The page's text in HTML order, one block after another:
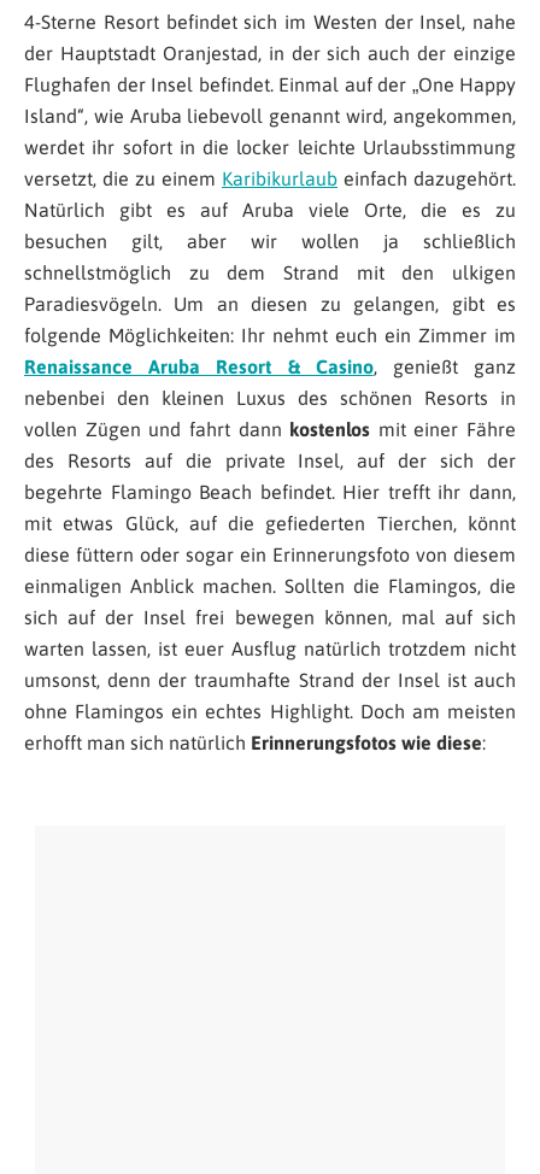
4-Sterne Resort befindet sich im Westen der Insel, nahe
der Hauptstadt Oranjestad, in der sich auch der einzige
Flughafen der Insel befindet. Einmal auf der „One Happy
Island“, wie Aruba liebevoll genannt wird, angekommen,
werdet ihr sofort in die locker leichte Urlaubsstimmung
versetzt, die zu einem Karibikurlaub einfach dazugehört.
Natürlich gibt es auf Aruba viele Orte, die es zu
besuchen gilt, aber wir wollen ja schließlich
schnellstmöglich zu dem Strand mit den ulkigen
Paradiesvögeln. Um an diesen zu gelangen, gibt es
folgende Möglichkeiten: Ihr nehmt euch ein Zimmer im
Renaissance Aruba Resort & Casino, genießt ganz
nebenbei den kleinen Luxus des schönen Resorts in
vollen Zügen und fahrt dann kostenlos mit einer Fähre
des Resorts auf die private Insel, auf der sich der
begehrte Flamingo Beach befindet. Hier trefft ihr dann,
mit etwas Glück, auf die gefiederten Tierchen, könnt
diese füttern oder sogar ein Erinnerungsfoto von diesem
einmaligen Anblick machen. Sollten die Flamingos, die
sich auf der Insel frei bewegen können, mal auf sich
warten lassen, ist euer Ausflug natürlich trotzdem nicht
umsonst, denn der traumhafte Strand der Insel ist auch
ohne Flamingos ein echtes Highlight. Doch am meisten
erhofft man sich natürlich Erinnerungsfotos wie diese: